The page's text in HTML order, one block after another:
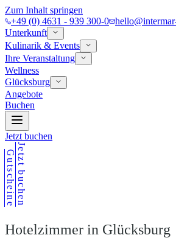
Zum Inhalt springen
+49 (0) 4631 - 939 300-0
Unterkunft
Kulinarik & Events
Ihre Veranstaltung
Wellness
Glücksburg
Angebote
Buchen
Jetzt buchen
GutscheineJetzt buchen
Hotelzimmer in Glücksburg